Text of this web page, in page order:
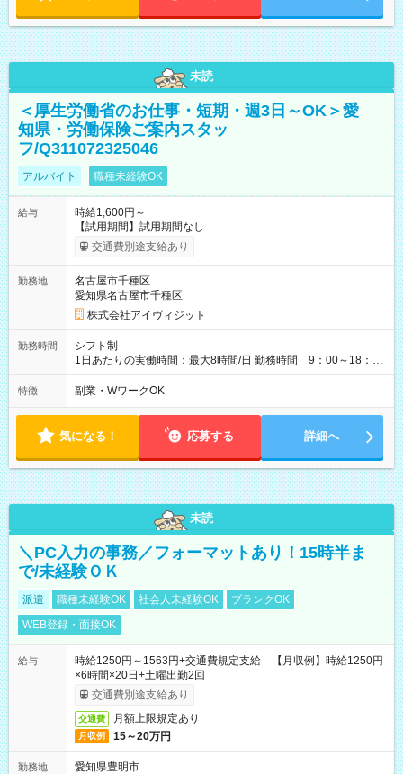
未読
＜厚生労働省のお仕事・短期・週3日～OK＞愛
知県・労働保険ご案内スタッ
フ/Q311072325046
アルバイト 職種未経験OK
給与
時給1,600円～
【試用期間】試用期間なし
交通費別途支給あり
勤務地
名古屋市千種区
愛知県名古屋市千種区
株式会社アイヴィジット
勤務時間
シフト制
1日あたりの実働時間：最大8時間/日 勤務時間 9：00～18：
00(実働8h、休憩1h) 土日祝含む週3日～OK、シフト制 ※もちろ
ん週5日勤務もOK♪ 勤務期間：2026年8月12日～9月9日※リスト
特徴 副業・WワークOK
気になる！ 応募する 詳細へ
未読
＼PC入力の事務／フォーマットあり！15時半ま
で/未経験ＯＫ
派遣 職種未経験OK 社会人未経験OK
ブランクOK
WEB登録・面接OK
給与
時給1250円～1563円+交通費規定支給 【月収例】時給1250円
×6時間×20日+土曜出勤2回
交通費別途支給あり
交通費 月額上限規定あり
月収例 15～20万円
勤務地
愛知県豊明市